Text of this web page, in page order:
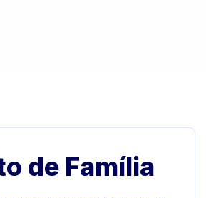
de Família